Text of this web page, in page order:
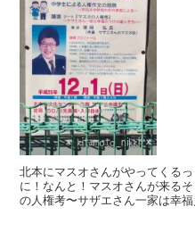
北本にマスオさんがやってくる
に！なんと！マスオさんが来る
の人権考〜サザエさん一家は幸